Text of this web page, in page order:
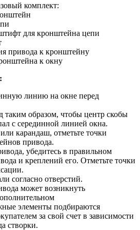
комплект:
для кронштейна цепи
привода к кронштейну
к окну
линию на окне перед
образом, чтобы центр скобы
с серединной линией окна.
карандаш, отметьте точки
привода.
убедитесь в правильном
и креплений его. Отметьте точки
согласно отверстий.
может возникнуть
элементы подбираются
за свой счет в зависимости
створки.